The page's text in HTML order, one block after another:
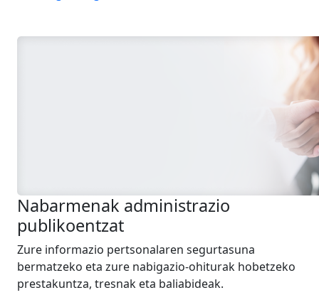
Nabarmenak administrazio
publikoentzat
Zure informazio pertsonalaren segurtasuna
bermatzeko eta zure nabigazio-ohiturak hobetzeko
prestakuntza, tresnak eta baliabideak.